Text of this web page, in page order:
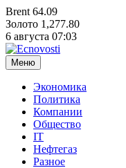
Brent 64.09
Золото 1,277.80
6 августа 07:03
Меню
Экономика
Политика
Компании
Общество
IT
Нефтегаз
Разное